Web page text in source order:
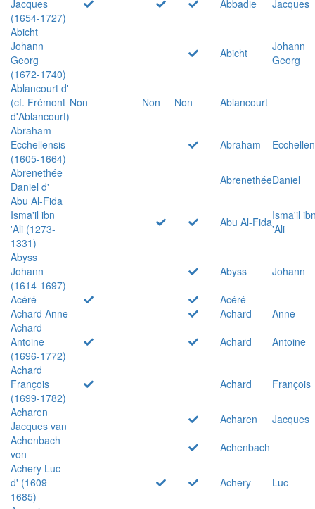
Jacques
(1654-1727)
Abbadie
Jacques
Abicht
Johann
Georg
(1672-1740)
Abicht
Johann
Georg
Ablancourt d'
(cf. Frémont
d'Ablancourt)
Non Non Non
Ablancourt
Abraham
Ecchellensis
(1605-1664)
Abraham
Abrenethée
Daniel d'
AbrenethéeDaniel
Abu Al-Fida
Isma'il ibn
'Ali (1273-
1331)
Abu Al-FidaIsma'il
'Ali
Abyss
Johann
(1614-1697)
Abyss
Johann
Acéré
Acéré
Achard Anne
Achard
Anne
Achard
Antoine
(1696-1772)
Achard
Antoine
Achard
François
(1699-1782)
Achard
François
Acharen
Jacques van
Acharen
Jacques
Achenbach
von
Achenbach
Achery Luc
d' (1609-
1685)
Achery
Luc